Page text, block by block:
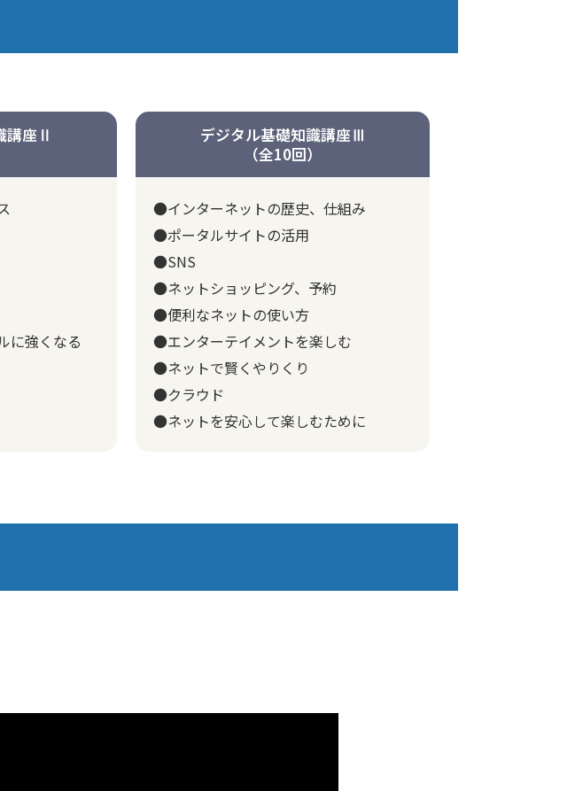
講座Ⅱ
に強くなる
デジタル基礎知識講座Ⅲ
（全10回）
●インターネットの歴史、仕組み
●ポータルサイトの活用
●SNS
●ネットショッピング、予約
●便利なネットの使い方
●エンターテイメントを楽しむ
●ネットで賢くやりくり
●クラウド
●ネットを安心して楽しむために